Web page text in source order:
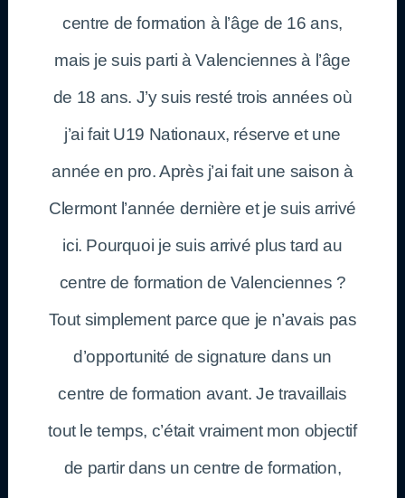
centre de formation à l’âge de 16 ans,
mais je suis parti à Valenciennes à l’âge
de 18 ans. J’y suis resté trois années où
j’ai fait U19 Nationaux, réserve et une
année en pro. Après j’ai fait une saison à
Clermont l’année dernière et je suis arrivé
ici. Pourquoi je suis arrivé plus tard au
centre de formation de Valenciennes ?
Tout simplement parce que je n’avais pas
d’opportunité de signature dans un
centre de formation avant. Je travaillais
tout le temps, c’était vraiment mon objectif
de partir dans un centre de formation,